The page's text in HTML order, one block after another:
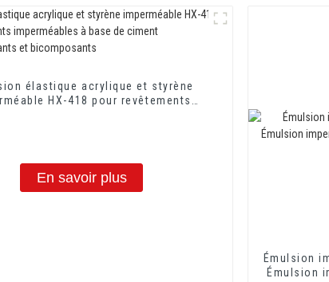
élastique acrylique et styrène
HX-418 pour revêtements
En savoir plus
Émulsion
Émulsion